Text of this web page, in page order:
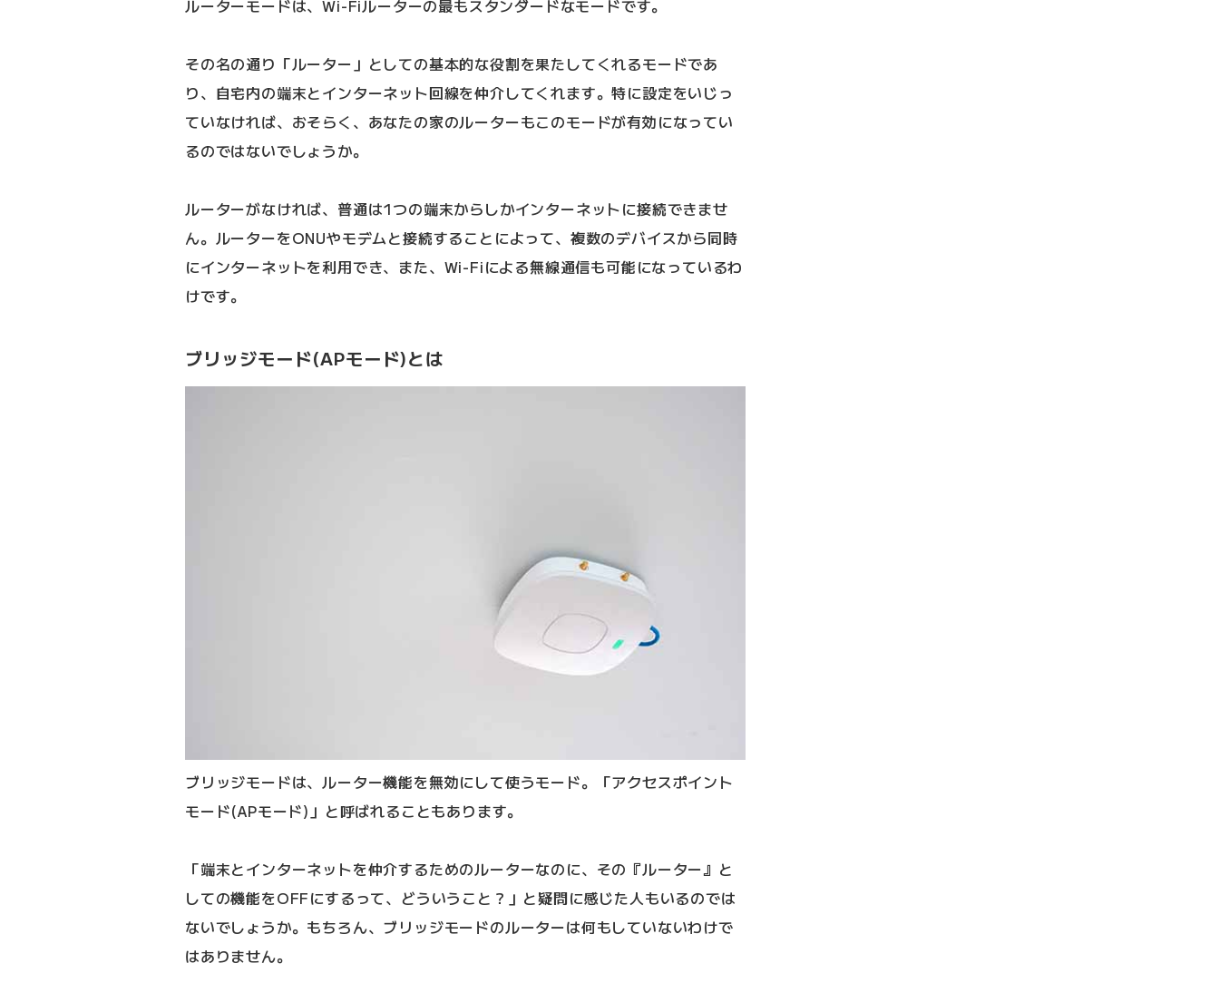
ルーターモードは、Wi-Fiルーターの最もスタンダードなモードです。
その名の通り「ルーター」としての基本的な役割を果たしてくれるモードであ
り、自宅内の端末とインターネット回線を仲介してくれます。特に設定をいじっ
ていなければ、おそらく、あなたの家のルーターもこのモードが有効になってい
るのではないでしょうか。
ルーターがなければ、普通は1つの端末からしかインターネットに接続できませ
ん。ルーターをONUやモデムと接続することによって、複数のデバイスから同時
にインターネットを利用でき、また、Wi-Fiによる無線通信も可能になっているわ
けです。
ブリッジモード(APモード)とは
ブリッジモードは、ルーター機能を無効にして使うモード。「アクセスポイント
モード(APモード)」と呼ばれることもあります。
「端末とインターネットを仲介するためのルーターなのに、その『ルーター』と
しての機能をOFFにするって、どういうこと？」と疑問に感じた人もいるのでは
ないでしょうか。もちろん、ブリッジモードのルーターは何もしていないわけで
はありません。